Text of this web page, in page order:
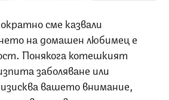
сме казвали
на домашен любимец е
Понякога котешкият
заболяване или
вашето внимание,